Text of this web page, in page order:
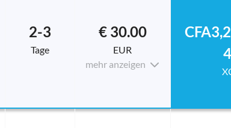
2-3
Tage
€ 30.00
EUR
mehr anzeigen